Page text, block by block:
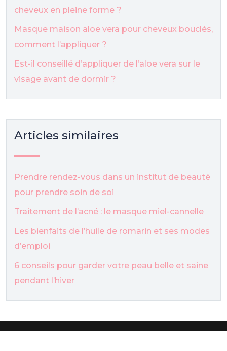
cheveux en pleine forme ?
Masque maison aloe vera pour cheveux bouclés,
comment l’appliquer ?
Est-il conseillé d’appliquer de l’aloe vera sur le
visage avant de dormir ?
Articles similaires
Prendre rendez-vous dans un institut de beauté
pour prendre soin de soi
Traitement de l’acné : le masque miel-cannelle
Les bienfaits de l’huile de romarin et ses modes
d’emploi
6 conseils pour garder votre peau belle et saine
pendant l’hiver